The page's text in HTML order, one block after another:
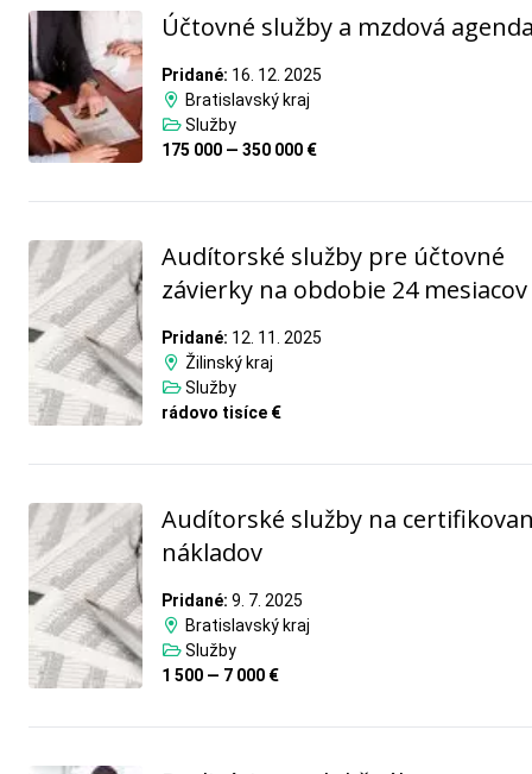
Účtovné služby a mzdová
Pridané: 16. 12. 2025
Bratislavský kraj
Služby
175 000 — 350 000 €
Audítorské služby pre účtovné
závierky na obdobie 24 mesiacov
Pridané: 12. 11. 2025
Žilinský kraj
Služby
rádovo tisíce €
Audítorské služby na
nákladov
Pridané: 9. 7. 2025
Bratislavský kraj
Služby
1 500 — 7 000 €